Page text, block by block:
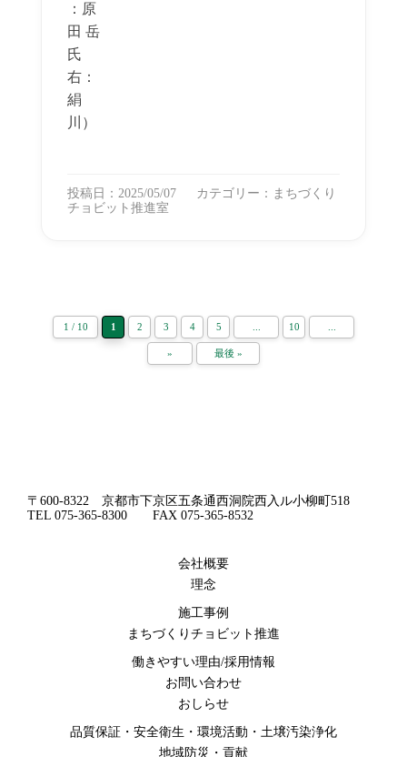
：原
田 岳
氏
右：
絹
川）
投稿日：2025/05/07 カテゴリー： まちづくり
チョビット推進室
1 / 10 1 2 3 4 5 ... 10 ...
» 最後 »
〒600-8322 京都市下京区五条通西洞院西入ル小柳町518
TEL 075-365-8300 FAX 075-365-8532
会社概要
理念
施工事例
まちづくりチョビット推進
働きやすい理由/採用情報
お問い合わせ
おしらせ
品質保証・安全衛生・環境活動・土壌汚染浄化
地域防災・貢献